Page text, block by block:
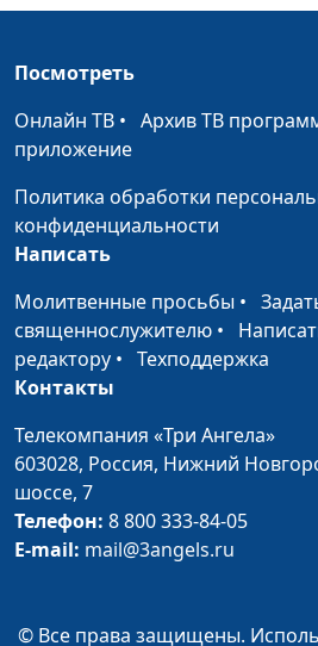
(осень)
«Любите врагов ваших»
(лето)
«Любите врагов ваших»
(весна)
(зима)
Необъяснимая любовь
(осень)
Необъяснимая любовь
(лето)
Необъяснимая любовь
(весна)
Посмотреть
Онлайн ТВ • Архив ТВ
приложение
Политика обработки
конфиденциальности
Написать
Молитвенные просьбы •
священнослужителю •
редактору • Техподдержка
Контакты
Телекомпания «Три Ангела»
603028, Россия, Нижний
шоссе, 7
Телефон: 8 800 333-84-05
E-mail: mail@3angels.ru
© Все права защищены.